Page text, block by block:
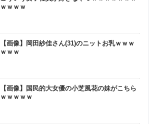
ｗｗｗｗ
【画像】岡田紗佳さん(31)のニットお乳ｗｗｗ
ｗｗｗ
【画像】国民的大女優の小芝風花の妹がこちら
ｗｗｗｗｗ